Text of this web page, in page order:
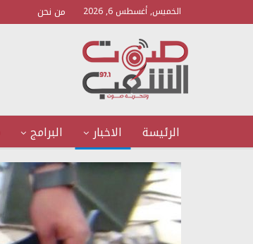
الخميس, أغسطس 6, 2026 من نحن
الرئيسة الاخبار البرامج